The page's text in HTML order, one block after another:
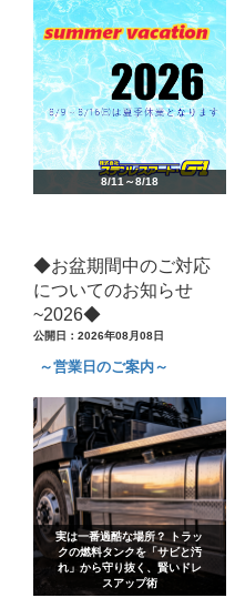
8/11～8/18
◆お盆期間中のご対応
についてのお知らせ
~2026◆
公開日：2026年08月08日
～営業日のご案内～
実は一番過酷な場所？ トラッ
クの燃料タンクを「サビと汚
れ」から守り抜く、賢いドレ
スアップ術